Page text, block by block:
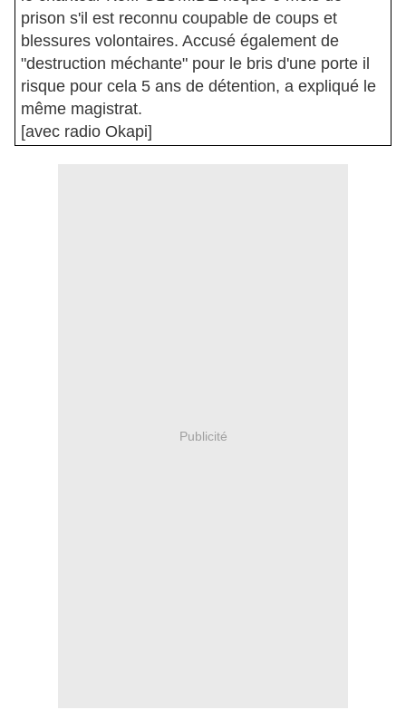
prison s'il est reconnu coupable de coups et
blessures volontaires. Accusé également de
"destruction méchante" pour le bris d'une porte il
risque pour cela 5 ans de détention, a expliqué le
même magistrat.
[avec radio Okapi]
Publicité